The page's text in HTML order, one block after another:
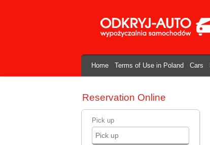
Home Terms of Use in Poland Cars
Reservation Online
Pick up